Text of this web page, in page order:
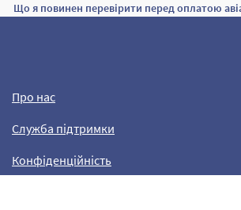
Що я повинен перевірити перед оплатою
Необхідний вік тварини для авіаперевезень
Потрібна допомога?
Про нас
Служба підтримки
Конфіденційність